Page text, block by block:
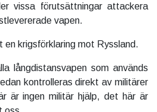
vissa förutsättningar attackera
vapen.
en krigsförklaring mot Ryssland.
långdistansvapen som används
kontrolleras direkt av militärer
är ingen militär hjälp, det här är